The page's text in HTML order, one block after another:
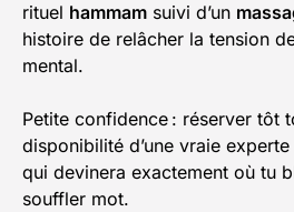
rituel hammam suivi d’un
histoire de relâcher la tension
mental.
Petite confidence : réserver tôt
disponibilité d’une vraie
qui devinera exactement où tu
souffler mot.